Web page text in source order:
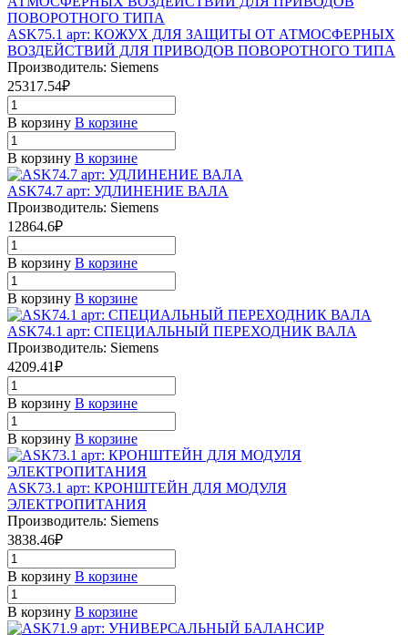
ASK75.1 арт: КОЖУХ ДЛЯ ЗАЩИТЫ ОТ АТМОСФЕРНЫХ
ВОЗДЕЙСТВИЙ ДЛЯ ПРИВОДОВ ПОВОРОТНОГО ТИПА
Производитель: Siemens
25317.54₽
В корзину В корзине
В корзину В корзине
ASK74.7 арт: УДЛИНЕНИЕ ВАЛА
Производитель: Siemens
12864.6₽
В корзину В корзине
В корзину В корзине
ASK74.1 арт: СПЕЦИАЛЬНЫЙ ПЕРЕХОДНИК ВАЛА
Производитель: Siemens
4209.41₽
В корзину В корзине
В корзину В корзине
ASK73.1 арт: КРОНШТЕЙН ДЛЯ МОДУЛЯ
ЭЛЕКТРОПИТАНИЯ
Производитель: Siemens
3838.46₽
В корзину В корзине
В корзину В корзине